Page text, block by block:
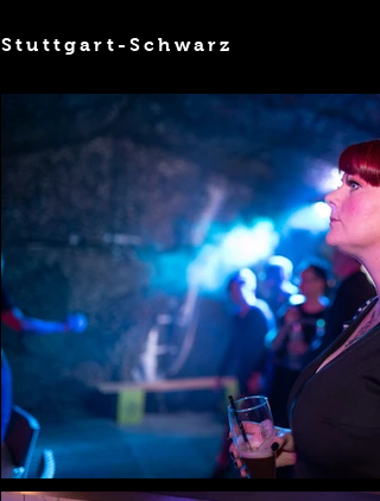
Stuttgart-Schwarz